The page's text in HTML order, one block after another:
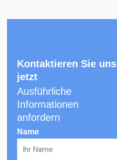
Kontaktieren Sie uns
jetzt
Ausführliche
Informationen
anfordern
Name